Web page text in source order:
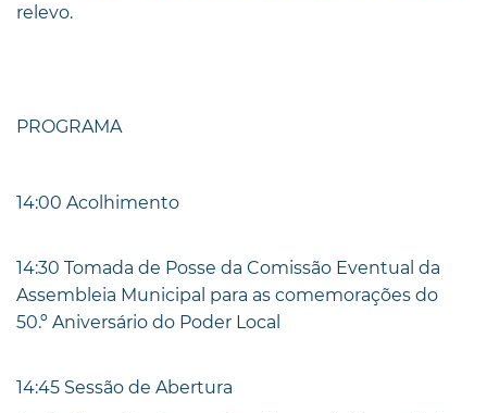
relevo.
PROGRAMA
14:00 Acolhimento
14:30 Tomada de Posse da Comissão Eventual da
Assembleia Municipal para as comemorações do
50.º Aniversário do Poder Local
14:45 Sessão de Abertura